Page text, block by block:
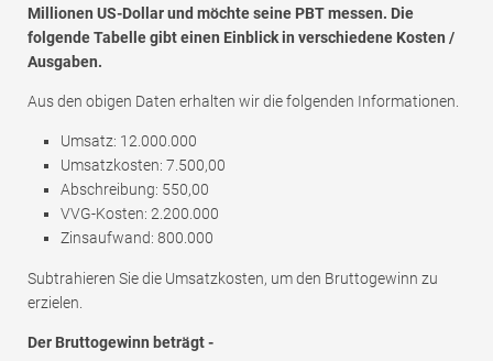
Millionen US-Dollar und möchte seine PBT messen. Die
folgende Tabelle gibt einen Einblick in verschiedene Kosten /
Ausgaben.
Aus den obigen Daten erhalten wir die folgenden Informationen.
Umsatz: 12.000.000
Umsatzkosten: 7.500,00
Abschreibung: 550,00
VVG-Kosten: 2.200.000
Zinsaufwand: 800.000
Subtrahieren Sie die Umsatzkosten, um den Bruttogewinn zu
erzielen.
Der Bruttogewinn beträgt -